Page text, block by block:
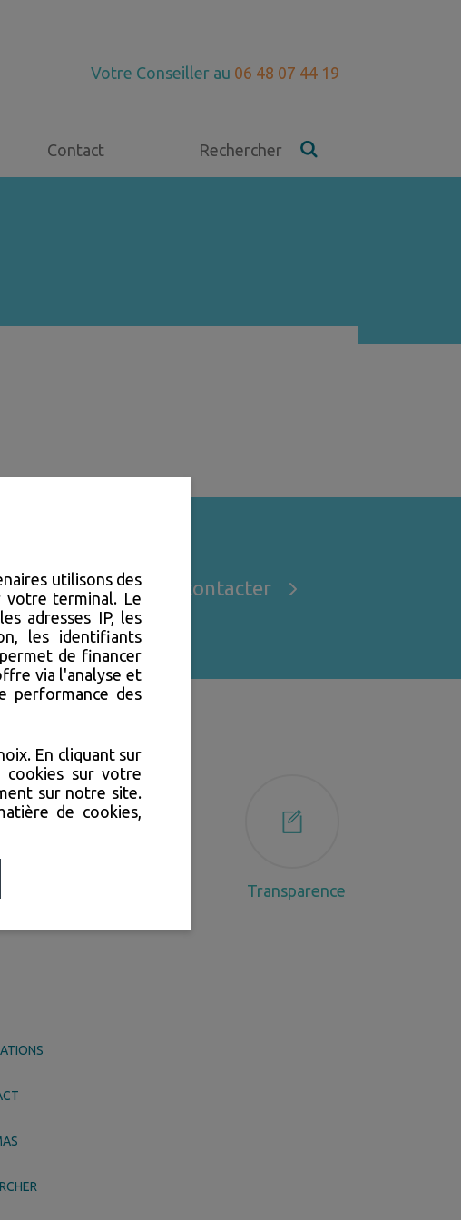
Votre Conseiller au 06 48 07 44 19
Contact Rechercher
Nous contacter
Transparence
utilisons des
votre terminal. Le
adresses IP, les
les identifiants
de financer
via l'analyse et
performance des
En cliquant sur
cookies sur votre
sur notre site.
de cookies,